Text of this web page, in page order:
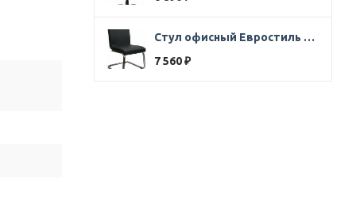
Стул офисный Евростиль 250 (стул сбербанк) кожзам черный
7 560 ₽